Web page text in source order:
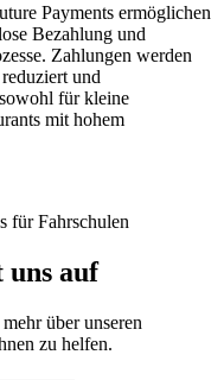
Payments ermöglichen
Bezahlung und
Zahlungen werden
und
für kleine
mit hohem
uns auf
über unseren
zu helfen.